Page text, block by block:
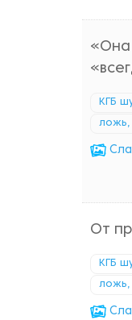
«Она
КГБ
От
КГБ